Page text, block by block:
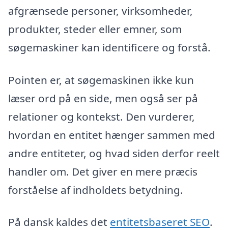
afgrænsede personer, virksomheder,
produkter, steder eller emner, som
søgemaskiner kan identificere og forstå.
Pointen er, at søgemaskinen ikke kun
læser ord på en side, men også ser på
relationer og kontekst. Den vurderer,
hvordan en entitet hænger sammen med
andre entiteter, og hvad siden derfor reelt
handler om. Det giver en mere præcis
forståelse af indholdets betydning.
På dansk kaldes det entitetsbaseret SEO.